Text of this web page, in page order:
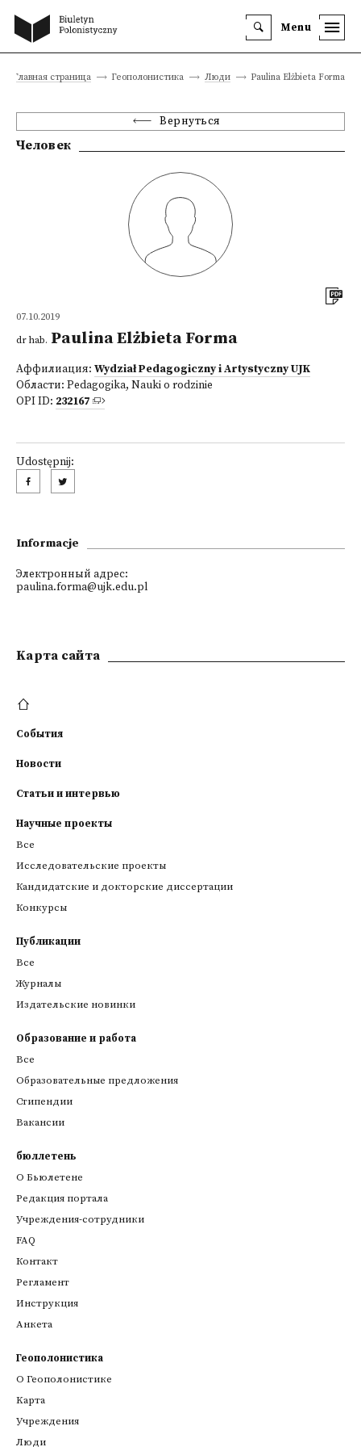
Menu
Главная страница Геополонистика Люди Paulina Elżbieta Forma
Вернуться
Человек
07.10.2019
dr hab. Paulina Elżbieta Forma
Аффилиация: Wydział Pedagogiczny i Artystyczny UJK
Области: Pedagogika, Nauki o rodzinie
OPI ID: 232167
Udostępnij:
Informacje
Электронный адрес:
paulina.forma@ujk.edu.pl
Kарта сайта
События
Новости
Статьи и интервью
Научные проекты
Все
Исследовательские проекты
Кандидатские и докторские диссертации
Конкурсы
Публикации
Все
Журналы
Издательские новинки
Образование и работа
Все
Образовательные предложения
Стипендии
Вакансии
бюллетень
О Бьюлетене
Редакция портала
Учреждения-сотрудники
FAQ
Контакт
Регламент
Инструкция
Анкета
Геополонистика
О Геополонистике
Kарта
Учреждения
Люди